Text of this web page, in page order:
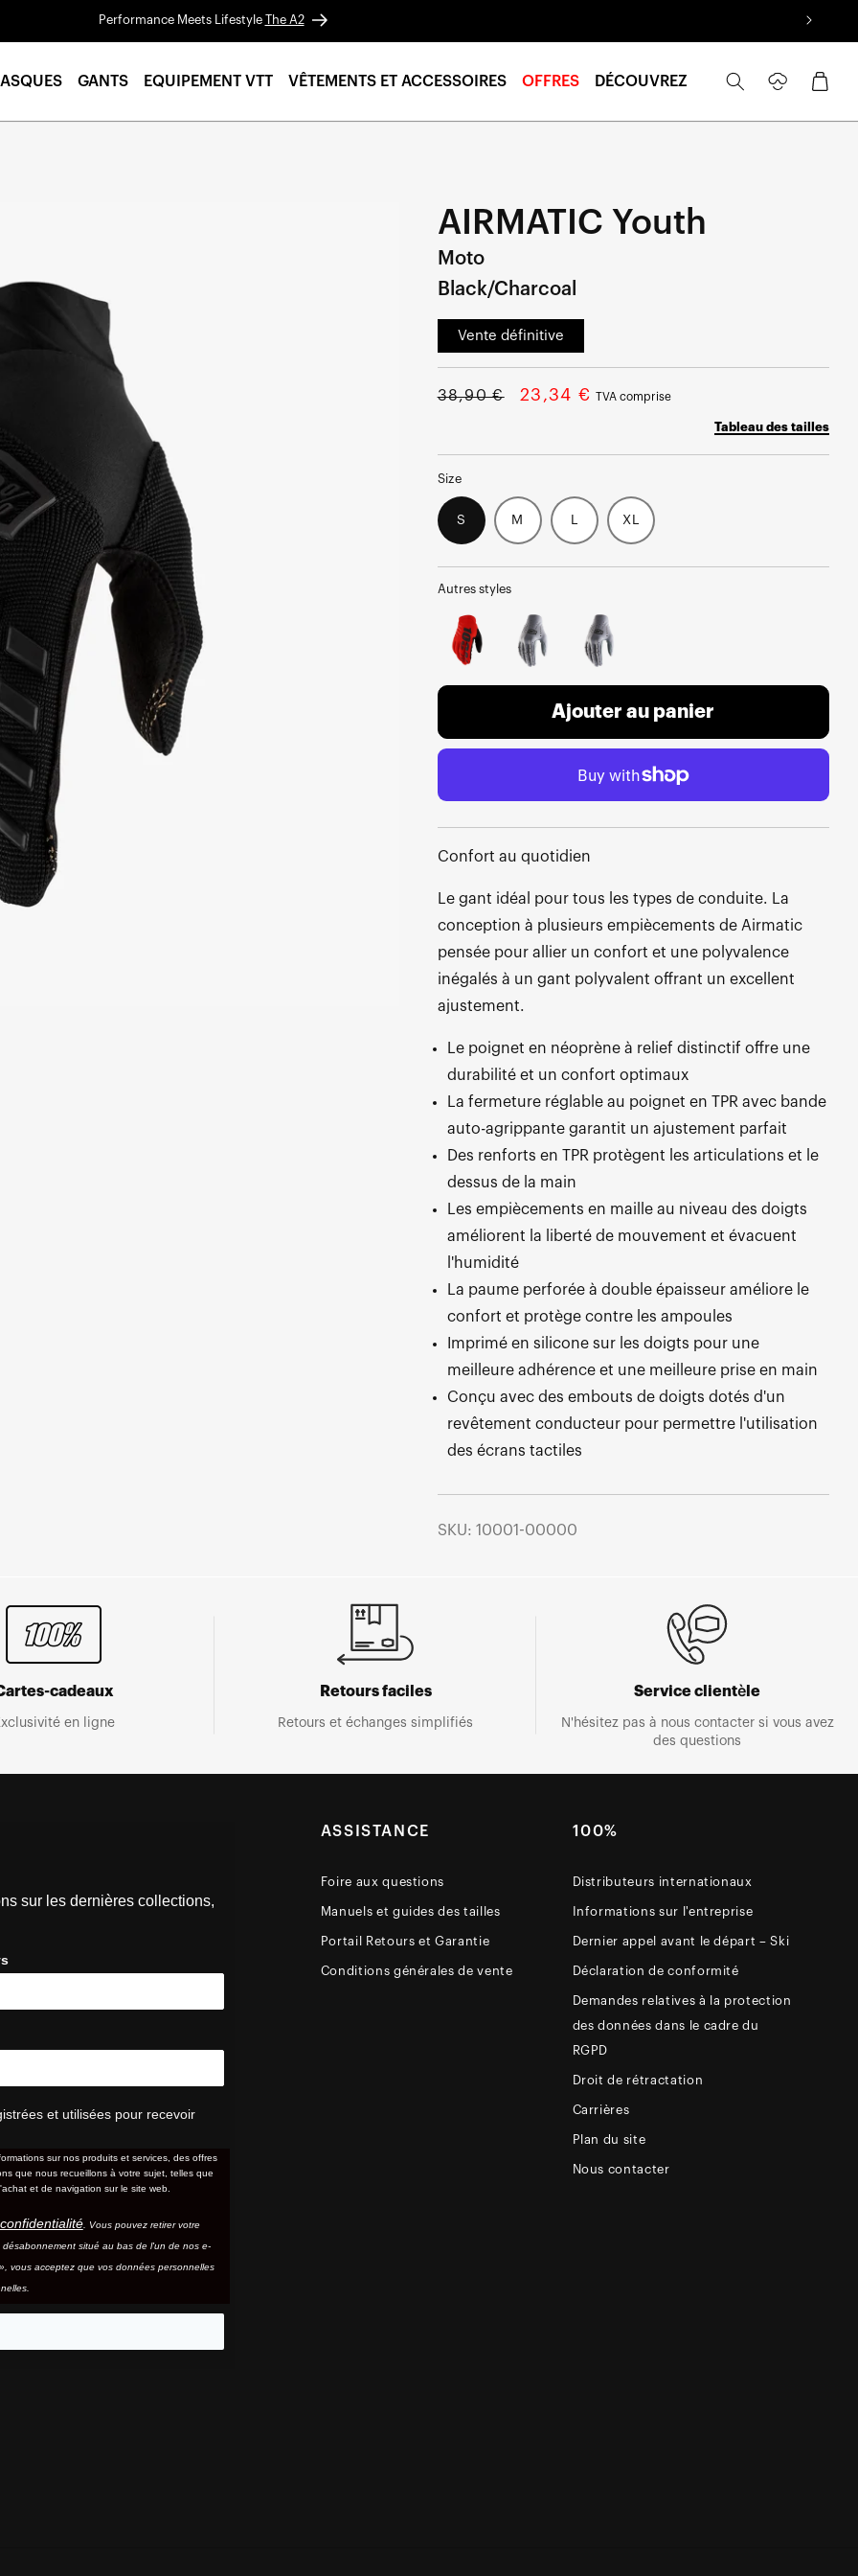
Performance Meets Lifestyle The A2
GANTS EQUIPEMENT VTT VÊTEMENTS ET ACCESSOIRES OFFRES DÉCOUVREZ
connecter
Panier
AIRMATIC Youth
Moto
Black/Charcoal
Vente définitive
Prix
38,90 €
Prix
23,34 € TVA comprise
Tableau des tailles
Size
S M L XL
Autres styles
Ajouter au panier
Confort au quotidien
Le gant idéal pour tous les types de conduite. La
conception à plusieurs empiècements de Airmatic
pensée pour allier un confort et une polyvalence
inégalés à un gant polyvalent offrant un excellent
ajustement.
Le poignet en néoprène à relief distinctif offre une
durabilité et un confort optimaux
La fermeture réglable au poignet en TPR avec bande
auto-agrippante garantit un ajustement parfait
Des renforts en TPR protègent les articulations et le
dessus de la main
Les empiècements en maille au niveau des doigts
améliorent la liberté de mouvement et évacuent
l'humidité
La paume perforée à double épaisseur améliore le
confort et protège contre les ampoules
Imprimé en silicone sur les doigts pour une
meilleure adhérence et une meilleure prise en main
Conçu avec des embouts de doigts dotés d'un
revêtement conducteur pour permettre l'utilisation
des écrans tactiles
SKU: 10001-00000
cadeaux
en ligne
Retours faciles
Retours et échanges simplifiés
Service clientèle
N'hésitez pas à nous contacter si vous avez
des questions
sur les dernières collections,
et utilisées pour recevoir
sur nos produits et services, des offres
que nous recueillons à votre sujet, telles que
et de navigation sur le site web.
. Vous pouvez retirer votre
situé au bas de l'un de nos e-
vous acceptez que vos données personnelles
ASSISTANCE
Foire aux questions
Manuels et guides des tailles
Portail Retours et Garantie
Conditions générales de vente
100%
Distributeurs internationaux
Informations sur l'entreprise
Dernier appel avant le départ – Ski
Déclaration de conformité
Demandes relatives à la protection
des données dans le cadre du
RGPD
Droit de rétractation
Carrières
Plan du site
Nous contacter